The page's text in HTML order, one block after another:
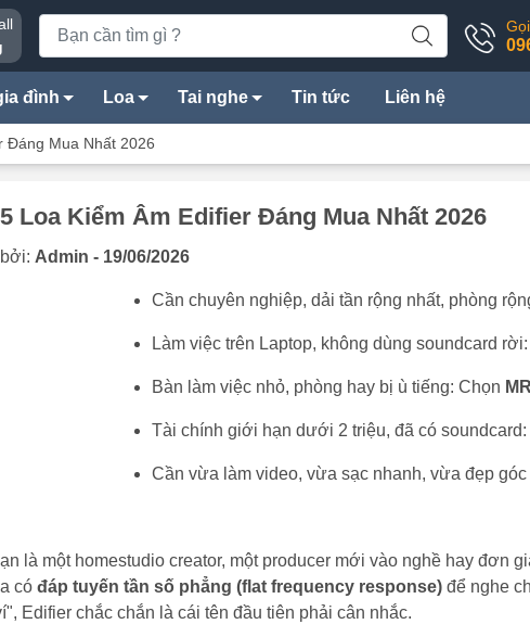
đình Loa Tai nghe Tin tức Liên hệ
Đáng Mua Nhất 2026
Loa Kiểm Âm Edifier Đáng Mua Nhất 2026
Admin - 19/06/2026
Cần chuyên nghiệp, dải tần rộng nhất, phòng
Làm việc trên Laptop, không dùng soundcard
Bàn làm việc nhỏ, phòng hay bị ù tiếng: Chọn
Tài chính giới hạn dưới 2 triệu, đã có soundcard:
Cần vừa làm video, vừa sạc nhanh, vừa đẹp góc
là một homestudio creator, một producer mới vào nghề hay đơn
có đáp tuyến tần số phẳng (flat frequency response) để nghe
Edifier chắc chắn là cái tên đầu tiên phải cân nhắc.